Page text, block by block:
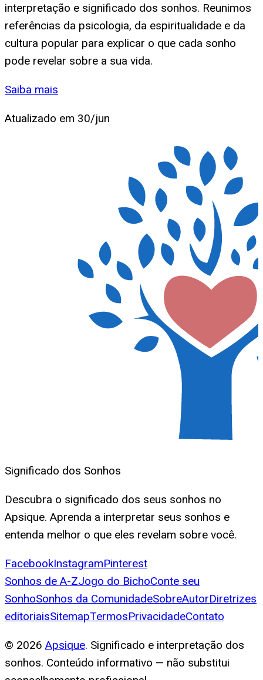
interpretação e significado dos sonhos. Reunimos
referências da psicologia, da espiritualidade e da
cultura popular para explicar o que cada sonho
pode revelar sobre a sua vida.
Saiba mais
Atualizado em 30/jun
Significado dos Sonhos
Descubra o significado dos seus sonhos no
Apsique. Aprenda a interpretar seus sonhos e
entenda melhor o que eles revelam sobre você.
FacebookInstagramPinterest
Sonhos de A-ZJogo do BichoConte seu
SonhoSonhos da ComunidadeSobreAutorDiretrizes
editoriaisSitemapTermosPrivacidadeContato
© 2026 Apsique. Significado e interpretação dos
sonhos. Conteúdo informativo — não substitui